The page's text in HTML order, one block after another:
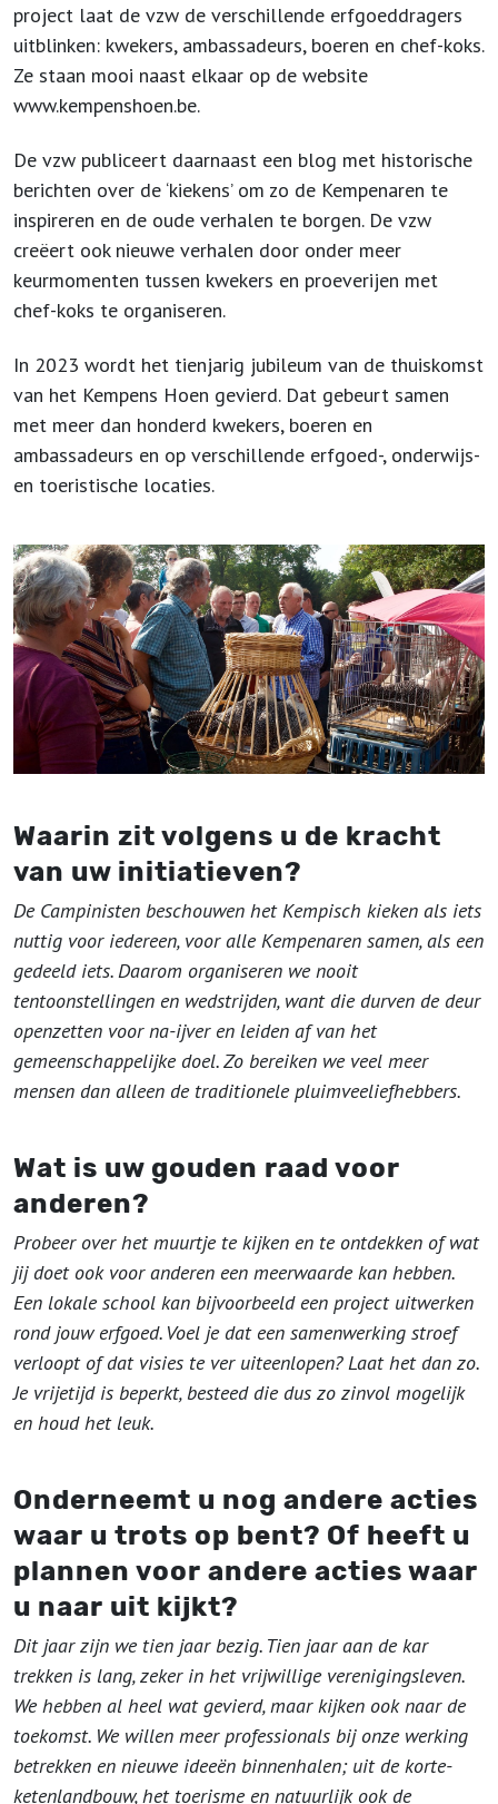
project laat de vzw de verschillende erfgoeddragers
uitblinken: kwekers, ambassadeurs, boeren en chef-koks.
Ze staan mooi naast elkaar op de website
www.kempenshoen.be.
De vzw publiceert daarnaast een blog met historische
berichten over de ‘kiekens’ om zo de Kempenaren te
inspireren en de oude verhalen te borgen. De vzw
creëert ook nieuwe verhalen door onder meer
keurmomenten tussen kwekers en proeverijen met
chef-koks te organiseren.
In 2023 wordt het tienjarig jubileum van de thuiskomst
van het Kempens Hoen gevierd. Dat gebeurt samen
met meer dan honderd kwekers, boeren en
ambassadeurs en op verschillende erfgoed-, onderwijs-
en toeristische locaties.
Waarin zit volgens u de kracht
van uw initiatieven?
De Campinisten beschouwen het Kempisch kieken als iets
nuttig voor iedereen, voor alle Kempenaren samen, als een
gedeeld iets. Daarom organiseren we nooit
tentoonstellingen en wedstrijden, want die durven de deur
openzetten voor na-ijver en leiden af van het
gemeenschappelijke doel. Zo bereiken we veel meer
mensen dan alleen de traditionele pluimveeliefhebbers.
Wat is uw gouden raad voor
anderen?
Probeer over het muurtje te kijken en te ontdekken of wat
jij doet ook voor anderen een meerwaarde kan hebben.
Een lokale school kan bijvoorbeeld een project uitwerken
rond jouw erfgoed. Voel je dat een samenwerking stroef
verloopt of dat visies te ver uiteenlopen? Laat het dan zo.
Je vrijetijd is beperkt, besteed die dus zo zinvol mogelijk
en houd het leuk.
Onderneemt u nog andere acties
waar u trots op bent? Of heeft u
plannen voor andere acties waar
u naar uit kijkt?
Dit jaar zijn we tien jaar bezig. Tien jaar aan de kar
trekken is lang, zeker in het vrijwillige verenigingsleven.
We hebben al heel wat gevierd, maar kijken ook naar de
toekomst. We willen meer professionals bij onze werking
betrekken en nieuwe ideeën binnenhalen; uit de korte-
ketenlandbouw, het toerisme en natuurlijk ook de